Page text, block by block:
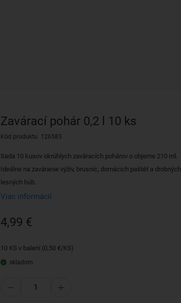
Zavárací pohár 0,2 l 10 ks
Kód produktu 126583
Sada 10 kusov okrúhlych zaváracích pohárov o objeme 210 ml.
Ideálne na zaváranie výživ, brusníc, domácich paštét a drobných
lesných húb.
Viac informácií
4,99 €
10 KS v balení (0,50 €/KS)
skladom